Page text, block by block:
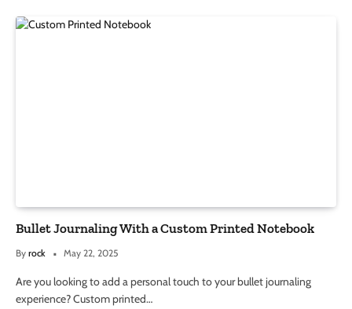
Bullet Journaling With a Custom Printed Notebook
By rock May 22, 2025
Are you looking to add a personal touch to your bullet journaling
experience? Custom printed…